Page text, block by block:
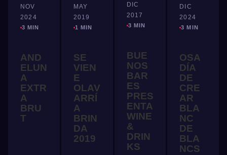
NOV
2024
3 MIN
AND
ELUN
A
EXTR
A
BRU
T
MAY
2019
1 MIN
SE
VIEN
E
OLAV
ARRÍ
A
BRIN
DA
2019
DIC
2017
3 MIN
BUE
NOS
BAR
ES
PRES
ENTA
WINE
&
DRIN
KS
DIC
2024
3 MIN
OSA
DÍA
DE
CRE
AR
BLA
NC
DE
BLA
NCS